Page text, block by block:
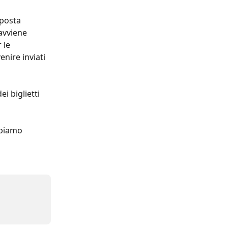
le
inviati
biglietti